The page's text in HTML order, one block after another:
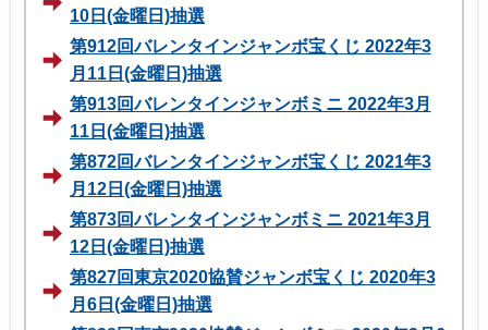
10日(金曜日)抽選
第912回バレンタインジャンボ宝くじ 2022年3
月11日(金曜日)抽選
第913回バレンタインジャンボミニ 2022年3月
11日(金曜日)抽選
第872回バレンタインジャンボ宝くじ 2021年3
月12日(金曜日)抽選
第873回バレンタインジャンボミニ 2021年3月
12日(金曜日)抽選
第827回東京2020協賛ジャンボ宝くじ 2020年3
月6日(金曜日)抽選